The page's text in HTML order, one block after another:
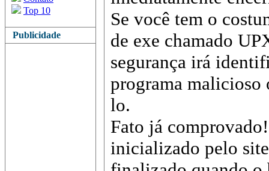
Top 10
Publicidade
Se você tem o
de exe chamado
segurança irá
programa
lo.
Fato já
inicializado pelo